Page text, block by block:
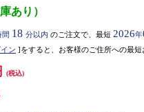
あり）
間 18 分以内 のご注文で、最短 2026年
ン ]をすると、お客様のご住所への最短
(税込)